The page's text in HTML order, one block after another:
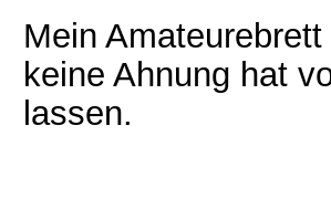
Mein
keine Ahnung hat
lassen.